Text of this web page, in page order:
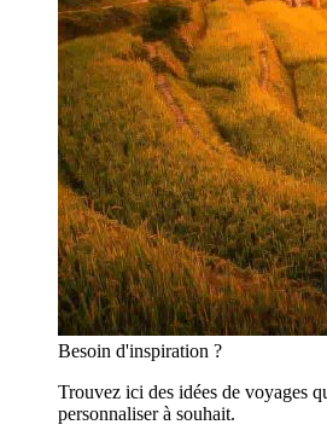
Besoin d'inspiration ?
Trouvez ici des idées de voyages
personnaliser à souhait.